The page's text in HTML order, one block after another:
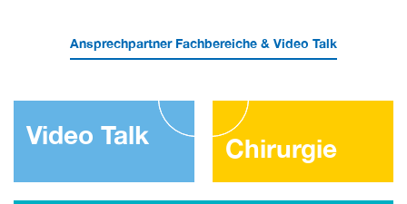
Ansprechpartner Fachbereiche & Video Talk
Video Talk Chirurgie